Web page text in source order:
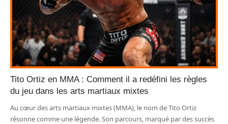
Tito Ortiz en MMA : Comment il a redéfini les règles
du jeu dans les arts martiaux mixtes
Au cœur des arts martiaux mixtes (MMA), le nom de Tito Ortiz
résonne comme une légende. Son parcours, marqué par des succès